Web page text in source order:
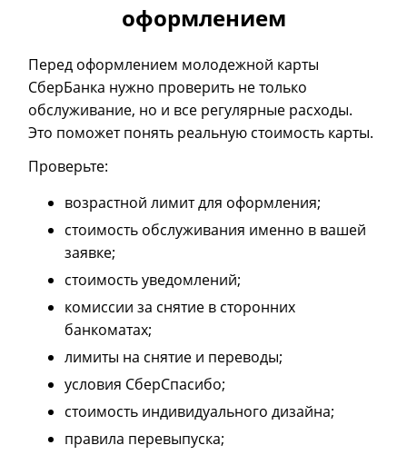
оформлением
Перед оформлением молодежной карты
СберБанка нужно проверить не только
обслуживание, но и все регулярные расходы.
Это поможет понять реальную стоимость карты.
Проверьте:
возрастной лимит для оформления;
стоимость обслуживания именно в вашей
заявке;
стоимость уведомлений;
комиссии за снятие в сторонних
банкоматах;
лимиты на снятие и переводы;
условия СберСпасибо;
стоимость индивидуального дизайна;
правила перевыпуска;